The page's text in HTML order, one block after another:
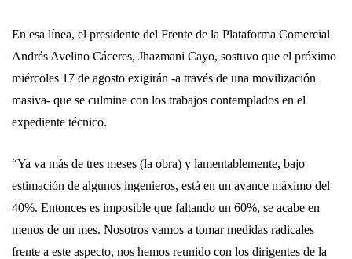
En esa línea, el presidente del Frente de la Plataforma Comercial
Andrés Avelino Cáceres, Jhazmani Cayo, sostuvo que el próximo
miércoles 17 de agosto exigirán -a través de una movilización
masiva- que se culmine con los trabajos contemplados en el
expediente técnico.
“Ya va más de tres meses (la obra) y lamentablemente, bajo
estimación de algunos ingenieros, está en un avance máximo del
40%. Entonces es imposible que faltando un 60%, se acabe en
menos de un mes. Nosotros vamos a tomar medidas radicales
frente a este aspecto, nos hemos reunido con los dirigentes de la